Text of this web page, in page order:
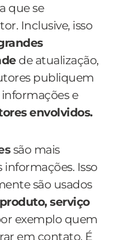
que se
Inclusive, isso
de atualização,
publiquem
informações e
envolvidos.
são mais
informações. Isso
são usados
serviço
exemplo quem
em contato. É